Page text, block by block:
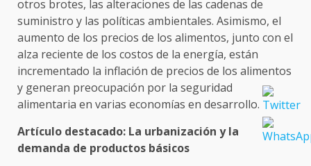
otros brotes, las alteraciones de las cadenas de
suministro y las políticas ambientales. Asimismo, el
aumento de los precios de los alimentos, junto con el
alza reciente de los costos de la energía, están
incrementado la inflación de precios de los alimentos
y generan preocupación por la seguridad
alimentaria en varias economías en desarrollo.
Artículo destacado: La urbanización y la
demanda de productos básicos